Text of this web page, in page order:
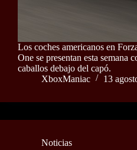
Los coches americanos en
One se presentan esta semana
caballos debajo del capó.
XboxManiac
13
Noticias